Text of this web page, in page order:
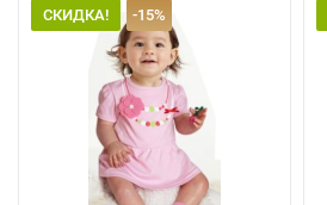
СКИДКА! -15%